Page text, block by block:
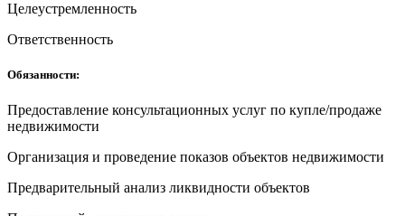
Целеустремленность
Ответственность
Обязанности:
Предоставление консультационных услуг по купле/продаже
недвижимости
Организация и проведение показов объектов недвижимости
Предварительный анализ ликвидности объектов